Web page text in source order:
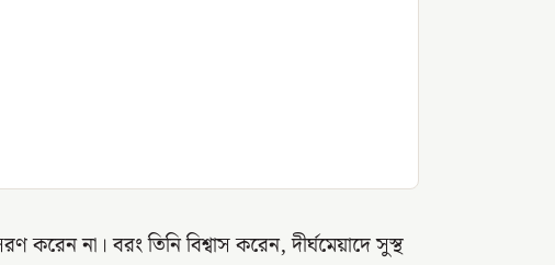
না। বরং তিনি বিশ্বাস করেন, দীর্ঘমেয়াদে সুস্থ